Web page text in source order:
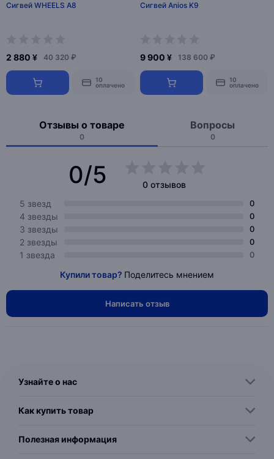
Сигвей WHEELS A8
2 880 ¥ 40 320 ₽
10
оплачено
Сигвей Anios K9
9 900 ¥ 138 600 ₽
10
оплачено
Отзывы о товаре
0
Вопросы
0
0/5
0 отзывов
5 звезд
0
4 звезды 0
3 звезды 0
2 звезды 0
1 звезда 0
Купили товар? Поделитесь мнением
Написать отзыв
Узнайте о нас
Как купить товар
Полезная информация